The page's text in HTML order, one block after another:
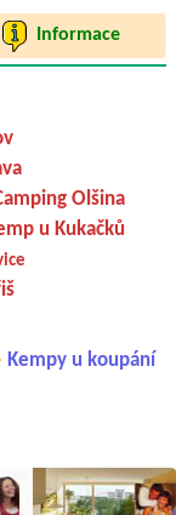
Informace
Olšina
u Kukačků
Kempy u koupání